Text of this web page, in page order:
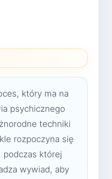
który ma na
psychicznego
techniki
rozpoczyna się
podczas której
wywiad, aby